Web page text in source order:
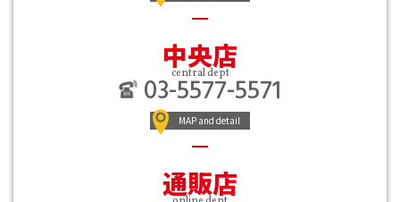
中央店
central dept
03-5577-5571
MAP and detail
通販店